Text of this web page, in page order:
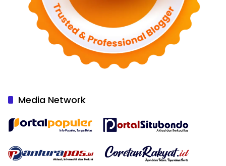
Media Network